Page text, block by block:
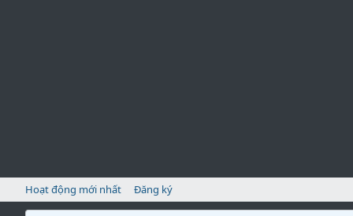
Hoạt động mới nhất Đăng ký